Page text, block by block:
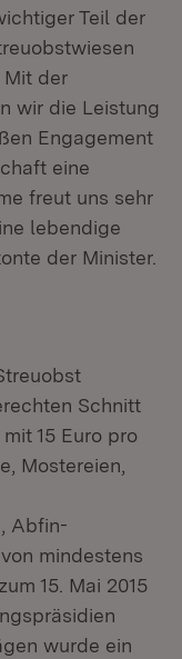
Teil der
Mit der
wir die Leistung
Engagement
eine
freut uns sehr
lebendige
der Minister.
Schnitt
15 Euro pro
Mostereien,
Abfin-
mindestens
15. Mai 2015
wurde ein